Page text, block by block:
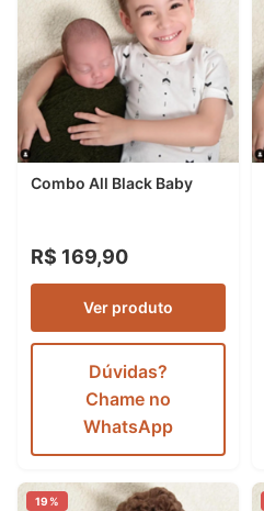
Combo All Black Baby
R$ 169,90
Ver produto
Dúvidas?
Chame no
WhatsApp
19%